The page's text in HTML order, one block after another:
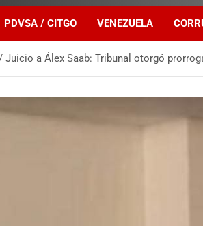
PDVSA / CITGO VENEZUELA
Juicio a Álex Saab: Tribunal otorgó